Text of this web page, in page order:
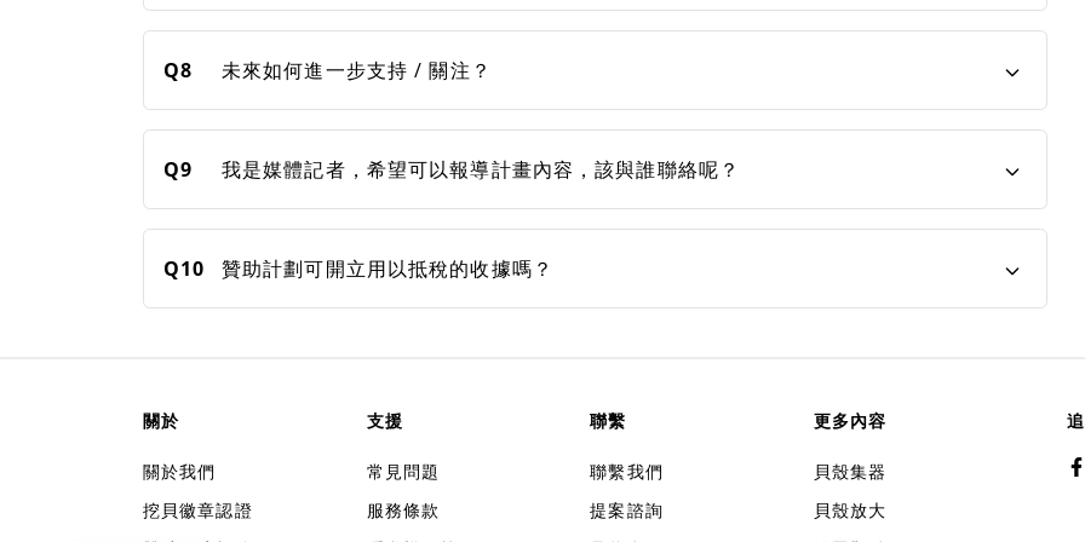
Q8 未來如何進一步支持 / 關注？
Q9 我是媒體記者，希望可以報導計畫內容，該與誰聯絡呢？
Q10 贊助計劃可開立用以抵稅的收據嗎？
關於
關於我們
挖貝徽章認證
支援
常見問題
服務條款
聯繫
聯繫我們
提案諮詢
更多內容
貝殼集器
貝殼放大